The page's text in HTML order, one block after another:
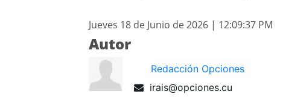
Jueves 18 de Junio de 2026 | 12:09:37 PM
Autor
Redacción Opciones
irais@opciones.cu